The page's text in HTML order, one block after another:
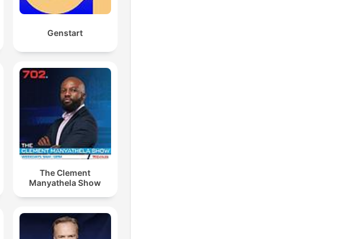
Genstart
The Clement
Manyathela Show